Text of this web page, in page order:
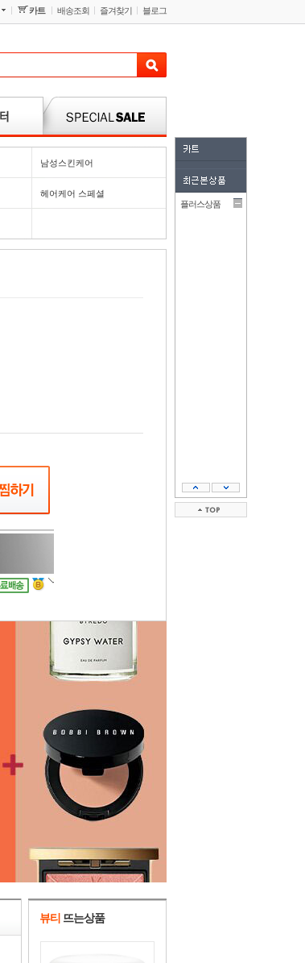
카트 배송조회 즐겨찾기 블로그
플러스상품
남성스킨케어
헤어케어 스페셜
뷰티 뜨는상품